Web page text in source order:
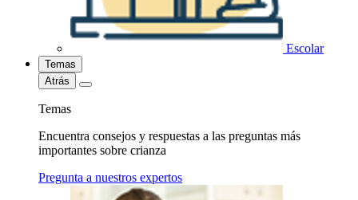
Escolar
Temas
Atrás
Temas
Encuentra consejos y respuestas a las preguntas más
importantes sobre crianza
Pregunta a nuestros expertos